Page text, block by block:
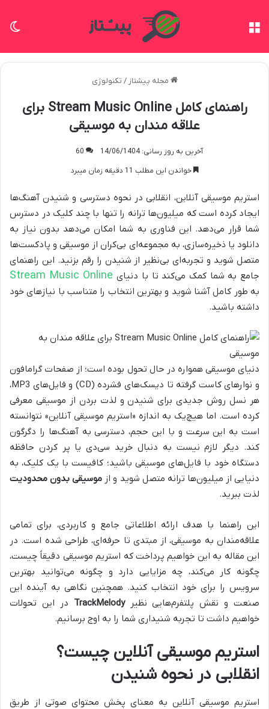
مجله پیشتاز / تکنولوژی
راهنمای کامل Stream Music Online برای
علاقه مندان به موسیقی
آخرین به روز رسانی: 14/06/1404
60
خواندن این مطلب 11 دقیقه زمان میبرد
استریم موسیقی آنلاین، انقلابی در نحوه دسترسی و شنیدن آهنگ‌ها
ایجاد کرده است که میلیون‌ها ترانه را تنها با چند کلیک در دسترس
شما قرار می‌دهد. این فناوری به شما امکان می‌دهد بدون نیاز به
دانلود یا ذخیره‌سازی، به مجموعه‌ای بی‌کران از موسیقی و پادکست‌ها
متصل شوید و تجربه‌ای بی‌نظیر از شنیدن را رقم بزنید. این راهنمای
جامع به شما کمک می‌کند تا با دنیای Stream Music Online
به طور کامل آشنا شوید و بهترین انتخاب را متناسب با نیازهای خود
داشته باشید.
دنیای موسیقی همواره در حال تحول بوده است؛ از صفحات گرامافون
و نوارهای کاست گرفته تا دیسک‌های فشرده (CD) و فایل‌های MP3،
هر نسل روش جدیدی برای شنیدن و لذت بردن از موسیقی معرفی
کرده است. اما هیچ‌یک به اندازه «استریم موسیقی آنلاین» نتوانسته
است به این سرعت و با این حجم، دسترسی به آهنگ‌ها را دگرگون
کند. دیگر لازم نیست به دنبال خرید سی‌دی یا پر کردن حافظه
دستگاه خود با فایل‌های موسیقی باشید؛ کافیست با یک کلیک، به
دنیایی از میلیون‌ها ترانه متصل شوید و از موسیقی بدون محدودیت
لذت ببرید.
این راهنما با هدف ارائه اطلاعاتی جامع و کاربردی، برای تمامی
علاقه‌مندان به موسیقی، از مبتدی تا حرفه‌ای، طراحی شده است. در
این مقاله به این خواهیم پرداخت که استریم موسیقی دقیقاً چیست،
چگونه کار می‌کند، چه مزایایی دارد و چگونه می‌توانید بهترین
سرویس را برای خود انتخاب کنید. همچنین نگاهی به آینده این
صنعت و نقش پلتفرم‌هایی نظیرTrackMelody در این تحولات
خواهیم داشت تا تجربه شنیداری شما را به اوج برسانیم.
استریم موسیقی آنلاین چیست؟
انقلابی در نحوه شنیدن
استریم موسیقی آنلاین به معنای پخش محتوای صوتی از طریق